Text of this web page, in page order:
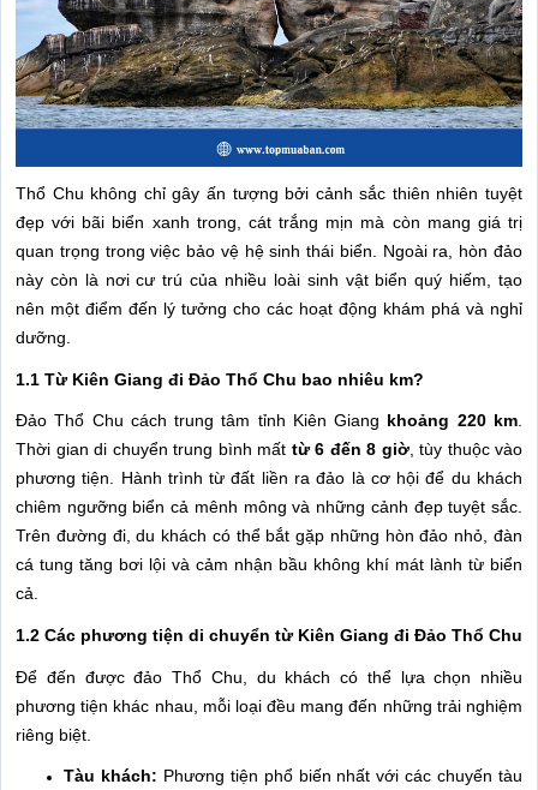
Thổ Chu không chỉ gây ấn tượng bởi cảnh sắc thiên nhiên tuyệt
đẹp với bãi biển xanh trong, cát trắng mịn mà còn mang giá trị
quan trọng trong việc bảo vệ hệ sinh thái biển. Ngoài ra, hòn đảo
này còn là nơi cư trú của nhiều loài sinh vật biển quý hiếm, tạo
nên một điểm đến lý tưởng cho các hoạt động khám phá và nghỉ
dưỡng.
1.1 Từ Kiên Giang đi Đảo Thổ Chu bao nhiêu km?
Đảo Thổ Chu cách trung tâm tỉnh Kiên Giang khoảng 220 km.
Thời gian di chuyển trung bình mất từ 6 đến 8 giờ, tùy thuộc vào
phương tiện. Hành trình từ đất liền ra đảo là cơ hội để du khách
chiêm ngưỡng biển cả mênh mông và những cảnh đẹp tuyệt sắc.
Trên đường đi, du khách có thể bắt gặp những hòn đảo nhỏ, đàn
cá tung tăng bơi lội và cảm nhận bầu không khí mát lành từ biển
cả.
1.2 Các phương tiện di chuyển từ Kiên Giang đi Đảo Thổ Chu
Để đến được đảo Thổ Chu, du khách có thể lựa chọn nhiều
phương tiện khác nhau, mỗi loại đều mang đến những trải nghiệm
riêng biệt.
Tàu khách: Phương tiện phổ biến nhất với các chuyến tàu